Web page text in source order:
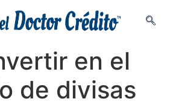
en el
de divisas